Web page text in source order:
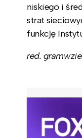
niskiego i
strat
funkcję
red.